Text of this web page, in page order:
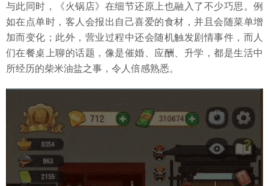
与此同时，《火锅店》在细节还原上也融入了不少巧思。例
如在点单时，客人会报出自己喜爱的食材，并且会随菜单增
加而变化；此外，营业过程中还会随机触发剧情事件，而人
们在餐桌上聊的话题，像是催婚、应酬、升学，都是生活中
所经历的柴米油盐之事，令人倍感熟悉。